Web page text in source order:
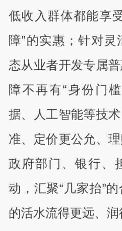
低收入群体都能享
障”的实惠；针对
态从业者开发专属
障不再有“身份门
据、人工智能等技
准、定价更公允、
政府部门、银行、
动，汇聚“几家抬”
的活水流得更远、润